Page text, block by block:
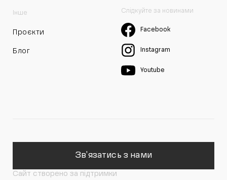
Інше
Проєкти
Блог
Слідкуйте за новинами
Facebook
Instagram
Youtube
Зв'язатись з нами
Сайт створено за підтримки